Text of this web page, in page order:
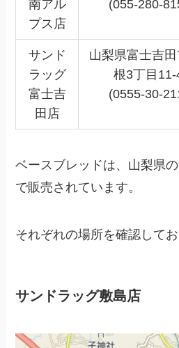
南アル
プス店
(055-280-
サンド
ラッグ
富士吉
田店
山梨県富士吉
根3丁目11-
(0555-30-
ベースブレッドは、山梨県
で販売されています。
それぞれの場所を確認してお
サンドラッグ敷島店